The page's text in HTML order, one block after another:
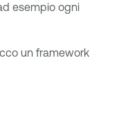
esempio ogni
un framework